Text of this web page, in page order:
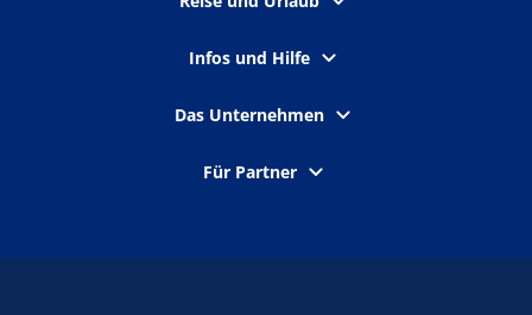
Infos und Hilfe
Das Unternehmen
Für Partner